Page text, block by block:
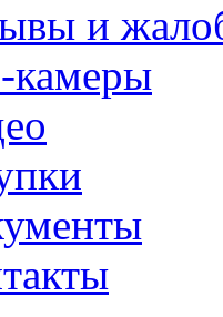
и
камеры